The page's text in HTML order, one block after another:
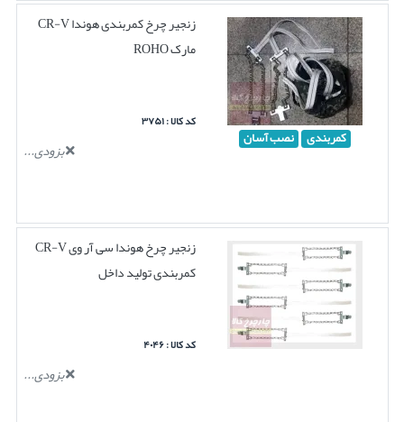
کمربندی نصب آسان
زنجیر چرخ کمربندی هوندا CR-V
مارک ROHO
کد کالا : ۳۷۵۱
بزودی...
زنجیر چرخ هوندا سی آر وی CR-V
کمربندی تولید داخل
کد کالا : ۴۰۴۶
بزودی...